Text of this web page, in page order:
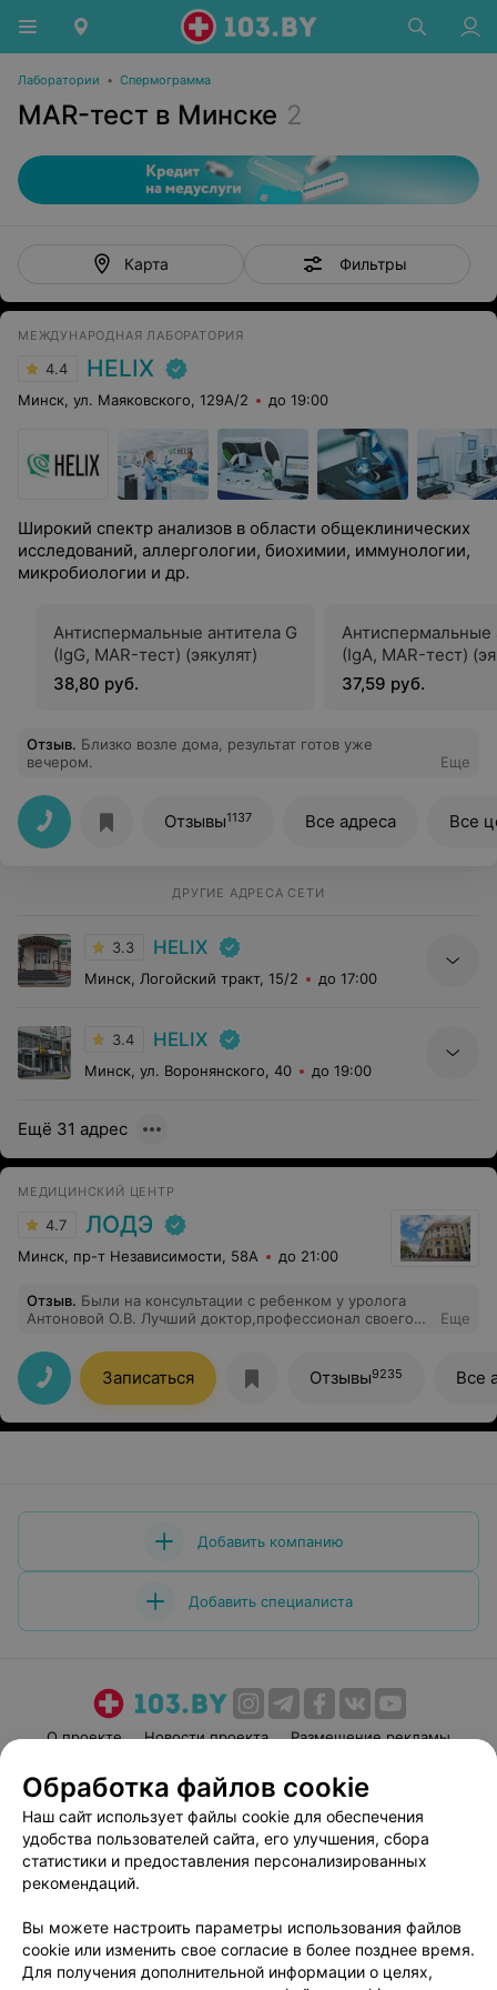
Лаборатории • Спермограмма
MAR-тест в Минске 2
Карта Фильтры
МЕЖДУНАРОДНАЯ ЛАБОРАТОРИЯ
4.4 HELIX
Минск, ул. Маяковского, 129А/2 до 19:00
Широкий спектр анализов в области общеклинических
исследований, аллергологии, биохимии, иммунологии,
микробиологии и др.
Антиспермальные антитела G
(IgG, MAR-тест) (эякулят)
38,80 руб.
Антиспермальные
(IgА, MAR-тест)
37,59 руб.
Отзыв. Близко возле дома, результат готов уже
вечером.
Еще
Отзывы1137 Все адреса Все
ДРУГИЕ АДРЕСА СЕТИ
3.3 HELIX
Минск, Логойский тракт, 15/2 до 17:00
3.4 HELIX
Минск, ул. Воронянского, 40 до 19:00
Ещё 31 адрес
МЕДИЦИНСКИЙ ЦЕНТР
4.7 ЛОДЭ
Минск, пр-т Независимости, 58А до 21:00
Отзыв. Были на консультации с ребенком у уролога
Антоновой О.В. Лучший доктор,профессионал своего
уровне!
Еще
Записаться Отзывы9235 Все
Добавить компанию
Добавить специалиста
О проекте Новости проекта
Размещение рекламы
Пользовательское соглашение
Способы оплаты
Вакансии
Партнеры
Написать руководителю 103.by
Персональные настройки cookie
Обработка персональных данных
Обработка файлов cookie
Наш сайт использует файлы cookie для обеспечения
удобства пользователей сайта, его улучшения, сбора
статистики и предоставления персонализированных
рекомендаций.
Вы можете настроить параметры использования файлов
cookie или изменить свое согласие в более позднее время.
Для получения дополнительной информации о целях,